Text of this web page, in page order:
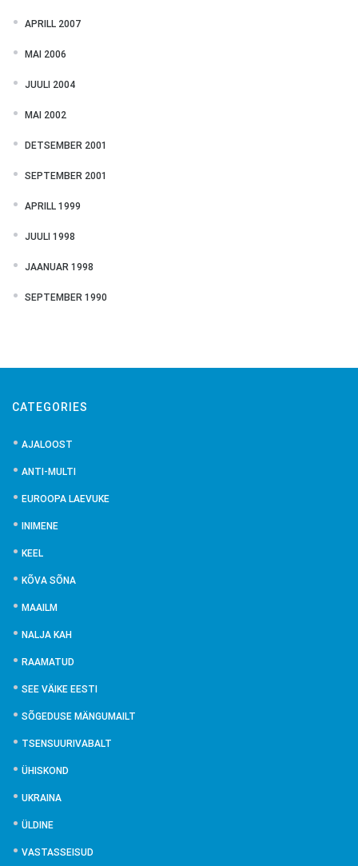
APRILL 2007
MAI 2006
JUULI 2004
MAI 2002
DETSEMBER 2001
SEPTEMBER 2001
APRILL 1999
JUULI 1998
JAANUAR 1998
SEPTEMBER 1990
CATEGORIES
AJALOOST
ANTI-MULTI
EUROOPA LAEVUKE
INIMENE
KEEL
KÕVA SÕNA
MAAILM
NALJA KAH
RAAMATUD
SEE VÄIKE EESTI
SÕGEDUSE MÄNGUMAILT
TSENSUURIVABALT
ÜHISKOND
UKRAINA
ÜLDINE
VASTASSEISUD